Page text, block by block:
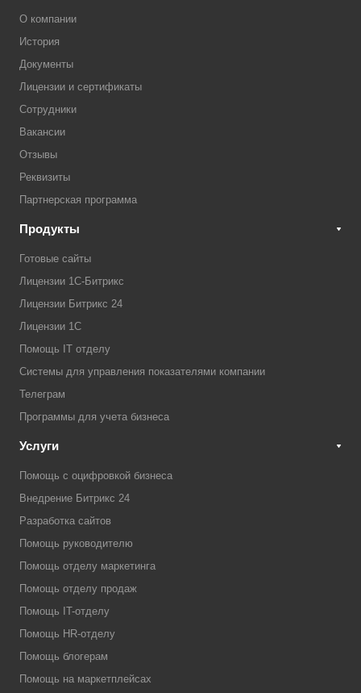
О компании
История
Документы
Лицензии и сертификаты
Сотрудники
Вакансии
Отзывы
Реквизиты
Партнерская программа
Продукты
Готовые сайты
Лицензии 1С-Битрикс
Лицензии Битрикс 24
Лицензии 1С
Помощь IT отделу
Системы для управления показателями компании
Телеграм
Программы для учета бизнеса
Услуги
Помощь с оцифровкой бизнеса
Внедрение Битрикс 24
Разработка сайтов
Помощь руководителю
Помощь отделу маркетинга
Помощь отделу продаж
Помощь IT-отделу
Помощь HR-отделу
Помощь блогерам
Помощь на маркетплейсах